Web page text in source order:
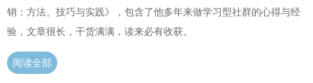
销：方法、技巧与实践》，包含了他多年来做学习型社群的心得与经
验，文章很长，干货满满，读来必有收获。
阅读全部